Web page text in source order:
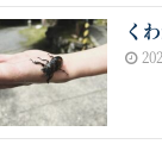
く